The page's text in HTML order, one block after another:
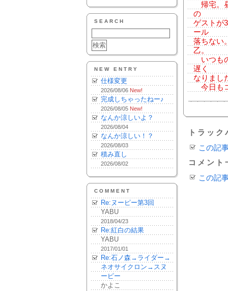
SEARCH
NEW ENTRY
仕様変更
2026/08/06 New!
完成しちゃったねー♪
2026/08/05 New!
なんか涼しいよ？
2026/08/04
なんか涼しい！？
2026/08/03
積み直し
2026/08/02
COMMENT
Re:ヌーピー第3回
YABU
2018/04/23
Re:紅白の結果
YABU
2017/01/01
Re:石ノ森→ライダー→
ネオサイクロン→スヌ
ーピー
かよこ
帰宅。
の
ゲストが
ール
落ちない
乙。
いつも
遅く
なりまし
今日も
トラッ
この記
コメント
この記